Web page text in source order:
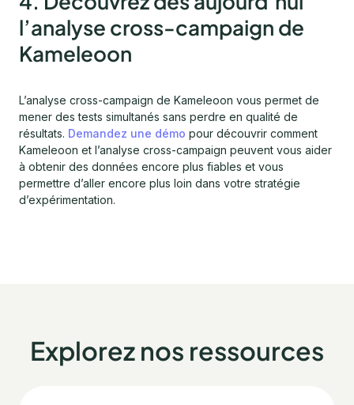
l’analyse cross-campaign de
Kameleoon
L’analyse cross-campaign de Kameleoon vous permet de
mener des tests simultanés sans perdre en qualité de
résultats. Demandez une démo pour découvrir comment
Kameleoon et l’analyse cross-campaign peuvent vous aider
à obtenir des données encore plus fiables et vous
permettre d’aller encore plus loin dans votre stratégie
d’expérimentation.
Explorez nos ressources